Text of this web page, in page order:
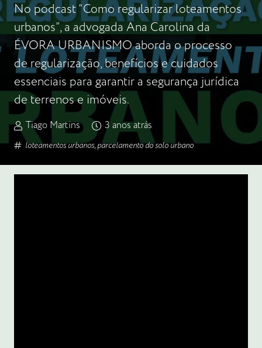
No podcast “Como regularizar loteamentos
urbanos”, a advogada Ana Carolina da
ÉVORA URBANISMO aborda o processo
de regularização, benefícios e cuidados
essenciais para garantir a segurança jurídica
de terrenos e imóveis.
Tiago Martins 3 anos atrás
loteamentos urbanos,parcelamento do solo urbano